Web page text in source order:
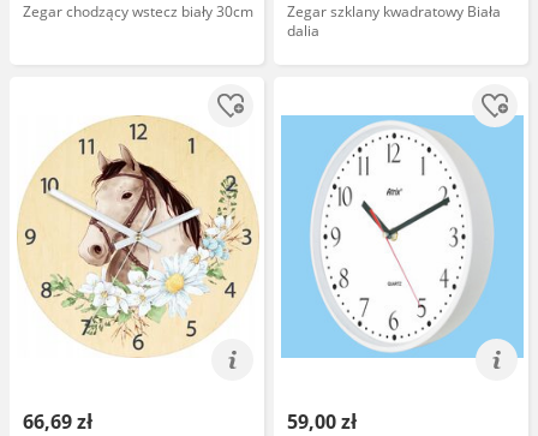
Zegar chodzący wstecz biały 30cm
Zegar szklany kwadratowy Biała
dalia
66,69 zł 59,00 zł